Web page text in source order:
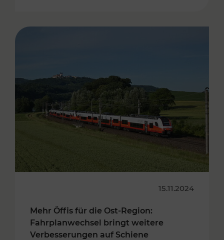
15.11.2024
Mehr Öffis für die Ost-Region:
Fahrplanwechsel bringt weitere
Verbesserungen auf Schiene